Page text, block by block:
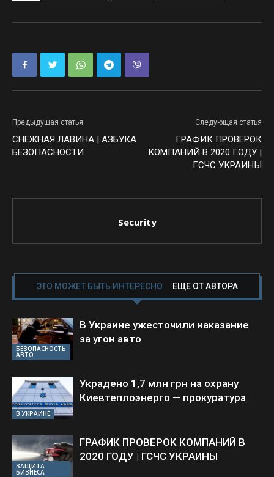
Предыдущая статья
СНЕЖНАЯ ЛАВИНА | АЗБУКА
БЕЗОПАСНОСТИ
Следующая статья
ГРАФИК ПРОВЕРОК
КОМПАНИЙ В 2020 ГОДУ |
ГСЧС УКРАИНЫ
Security
ЭТО МОЖЕТ БЫТЬ ИНТЕРЕСНО ЕЩЕ ОТ АВТОРА
БЕЗОПАСНОСТЬ
АВТО
В Украине ужесточили наказание
за угон авто
В УКРАИНЕ
Украдено 1,7 млн грн на охрану
Киевтеплоэнерго — прокуратура
ЗАЩИТА
БИЗНЕСА
ГРАФИК ПРОВЕРОК КОМПАНИЙ В
2020 ГОДУ | ГСЧС УКРАИНЫ